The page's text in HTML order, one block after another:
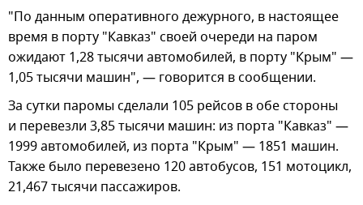
"По данным оперативного дежурного, в настоящее
время в порту "Кавказ" своей очереди на паром
ожидают 1,28 тысячи автомобилей, в порту "Крым" —
1,05 тысячи машин", — говорится в сообщении.
За сутки паромы сделали 105 рейсов в обе стороны
и перевезли 3,85 тысячи машин: из порта "Кавказ" —
1999 автомобилей, из порта "Крым" — 1851 машин.
Также было перевезено 120 автобусов, 151 мотоцикл,
21,467 тысячи пассажиров.